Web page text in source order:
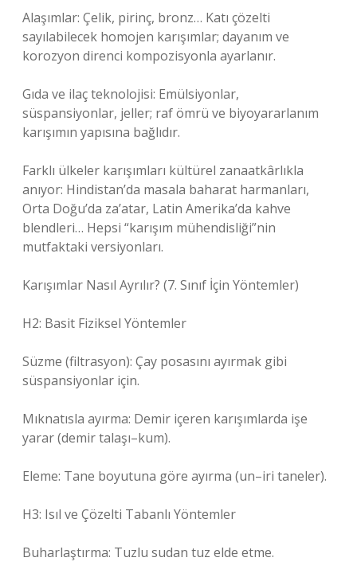
Alaşımlar: Çelik, pirinç, bronz… Katı çözelti
sayılabilecek homojen karışımlar; dayanım ve
korozyon direnci kompozisyonla ayarlanır.
Gıda ve ilaç teknolojisi: Emülsiyonlar,
süspansiyonlar, jeller; raf ömrü ve biyoyararlanım
karışımın yapısına bağlıdır.
Farklı ülkeler karışımları kültürel zanaatkârlıkla
anıyor: Hindistan’da masala baharat harmanları,
Orta Doğu’da za’atar, Latin Amerika’da kahve
blendleri… Hepsi “karışım mühendisliği”nin
mutfaktaki versiyonları.
Karışımlar Nasıl Ayrılır? (7. Sınıf İçin Yöntemler)
H2: Basit Fiziksel Yöntemler
Süzme (filtrasyon): Çay posasını ayırmak gibi
süspansiyonlar için.
Mıknatısla ayırma: Demir içeren karışımlarda işe
yarar (demir talaşı–kum).
Eleme: Tane boyutuna göre ayırma (un–iri taneler).
H3: Isıl ve Çözelti Tabanlı Yöntemler
Buharlaştırma: Tuzlu sudan tuz elde etme.